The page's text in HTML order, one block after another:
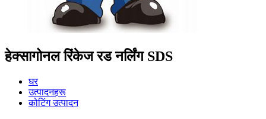
हेक्सागोनल रिंकेज रड नर्लिंग SDS
घर
उत्पादनहरू
कोटिंग उत्पादन